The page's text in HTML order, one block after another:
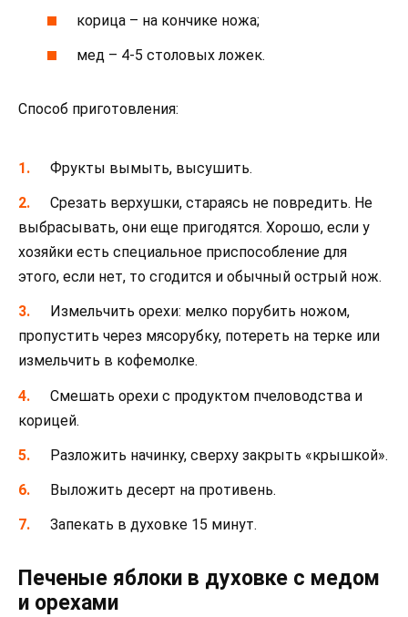
корица – на кончике ножа;
мед – 4-5 столовых ложек.
Способ приготовления:
Фрукты вымыть, высушить.
Срезать верхушки, стараясь не повредить. Не
выбрасывать, они еще пригодятся. Хорошо, если у
хозяйки есть специальное приспособление для
этого, если нет, то сгодится и обычный острый нож.
Измельчить орехи: мелко порубить ножом,
пропустить через мясорубку, потереть на терке или
измельчить в кофемолке.
Смешать орехи с продуктом пчеловодства и
корицей.
Разложить начинку, сверху закрыть «крышкой».
Выложить десерт на противень.
Запекать в духовке 15 минут.
Печеные яблоки в духовке с медом
и орехами